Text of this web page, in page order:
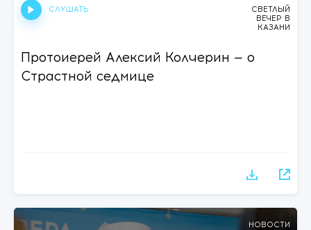
СЛУШАТЬ
СВЕТЛЫЙ
ВЕЧЕР В
КАЗАНИ
Протоиерей Алексий Колчерин — о
Страстной седмице
НОВОСТИ